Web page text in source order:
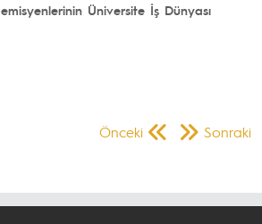
Üniversite İş Dünyası
Önceki Sonraki